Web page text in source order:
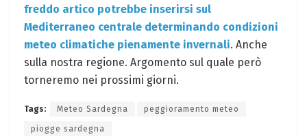
freddo artico potrebbe inserirsi sul
Mediterraneo centrale determinando condizioni
meteo climatiche pienamente invernali. Anche
sulla nostra regione. Argomento sul quale però
torneremo nei prossimi giorni.
Tags: Meteo Sardegna peggioramento meteo
piogge sardegna